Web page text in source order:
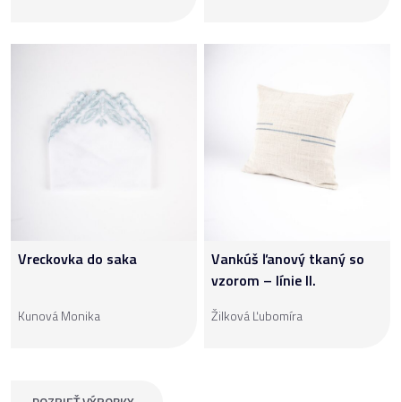
Vreckovka do saka
Kunová Monika
Vankúš ľanový tkaný so
vzorom – línie II.
Žilková Ľubomíra